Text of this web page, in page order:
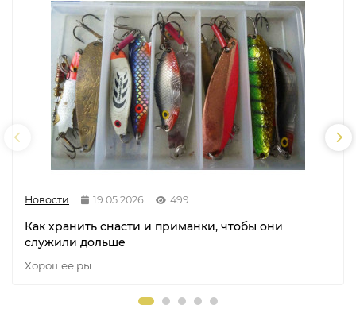
Новости 19.05.2026 499
Как хранить снасти и приманки, чтобы они
служили дольше
Хорошее ры..